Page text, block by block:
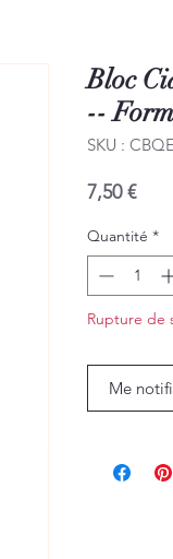
Bloc
--
SKU :
7,50 €Prix
Quantité *
Rupture de
Me